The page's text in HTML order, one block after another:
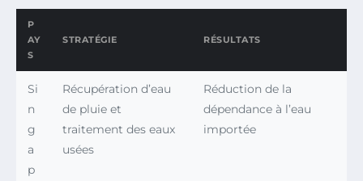
P
AY
S
STRATÉGIE RÉSULTATS
Si
n
g
a
p
Récupération d’eau
de pluie et
traitement des eaux
usées
Réduction de la
dépendance à l’eau
importée